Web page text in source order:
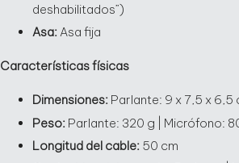
deshabilitados”)
Asa:Asa fija
Características físicas
Dimensiones: Parlante: 9 x 7,5 x 6,5
Peso: Parlante: 320 g | Micrófono:
Longitud del cable: 50 cm